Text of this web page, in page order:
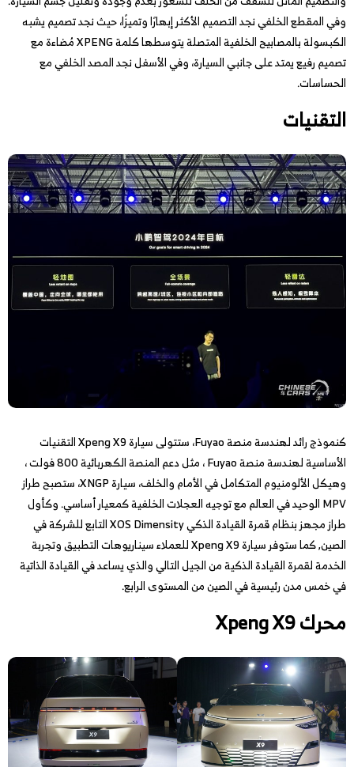
وفي المقطع الخلفي نجد التصميم الأكثر إبهارًا وتميزًا، حيث نجد تصميم يشبه
الكبسولة بالمصابيح الخلفية المتصلة يتوسطها كلمة XPENG مُضاءة مع
تصميم رفيع يمتد على جانبي السيارة، وفي الأسفل نجد المصد الخلفي مع
الحساسات.
التقنيات
كنموذج رائد لهندسة منصة Fuyao، ستتولى سيارة Xpeng X9 التقنيات
الأساسية لهندسة منصة Fuyao ، مثل دعم المنصة الكهربائية 800 فولت ،
وهيكل الألومنيوم المتكامل في الأمام والخلف، سيارة XNGP، ستصبح طراز
MPV الوحيد في العالم مع توجيه العجلات الخلفية كمعيار أساسي. وكأول
طراز مجهز بنظام قمرة القيادة الذكي XOS Dimensity التابع للشركة في
الصين, كما ستوفر سيارة Xpeng X9 للعملاء سيناريوهات التطبيق وتجربة
الخدمة لقمرة القيادة الذكية من الجيل التالي والذي يساعد في القيادة الذاتية
في خمس مدن رئيسية في الصين من المستوى الرابع.
محرك Xpeng X9